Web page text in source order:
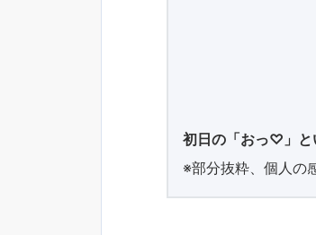
初日の「おっ♡」と
※部分抜粋、個人の